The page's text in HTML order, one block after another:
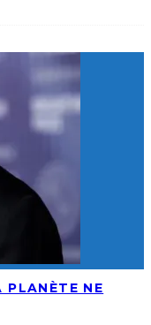
PLANÈTE NE